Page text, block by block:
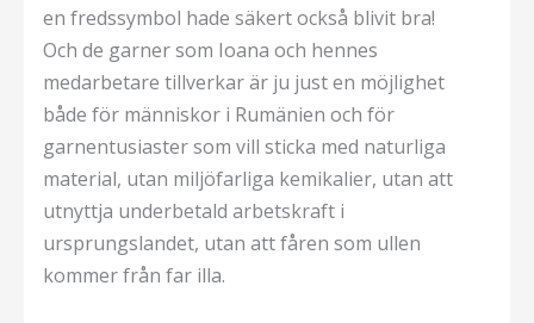
en fredssymbol hade säkert också blivit bra!
Och de garner som Ioana och hennes
medarbetare tillverkar är ju just en möjlighet
både för människor i Rumänien och för
garnentusiaster som vill sticka med naturliga
material, utan miljöfarliga kemikalier, utan att
utnyttja underbetald arbetskraft i
ursprungslandet, utan att fåren som ullen
kommer från far illa.